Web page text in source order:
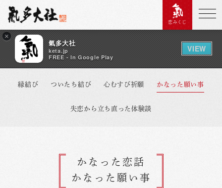
×
氣多大社
keta.jp
FREE - In Google Play
VIEW
恋みくじ
縁結び ついたち結び 心むすび祈願 かなった願い事
失恋から立ち直った体験談
かなった恋話
かなった願い事